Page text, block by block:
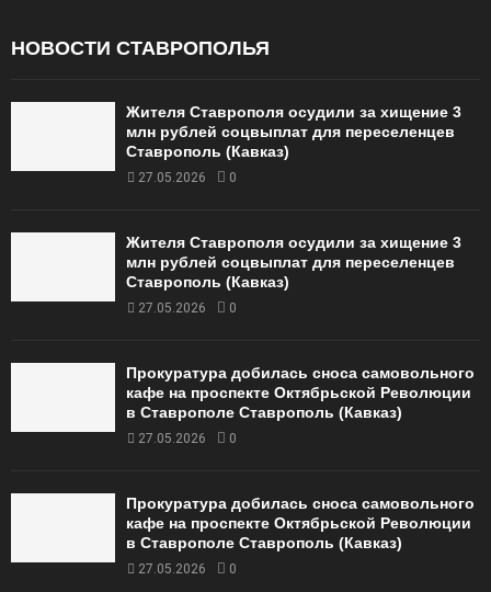
НОВОСТИ СТАВРОПОЛЬЯ
Жителя Ставрополя осудили за хищение 3
млн рублей соцвыплат для переселенцев
Ставрополь (Кавказ)
27.05.2026 0
Жителя Ставрополя осудили за хищение 3
млн рублей соцвыплат для переселенцев
Ставрополь (Кавказ)
27.05.2026 0
Прокуратура добилась сноса самовольного
кафе на проспекте Октябрьской Революции
в Ставрополе Ставрополь (Кавказ)
27.05.2026 0
Прокуратура добилась сноса самовольного
кафе на проспекте Октябрьской Революции
в Ставрополе Ставрополь (Кавказ)
27.05.2026 0